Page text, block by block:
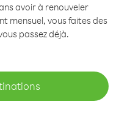
avoir à renouveler
mensuel, vous faites des
passez déjà.